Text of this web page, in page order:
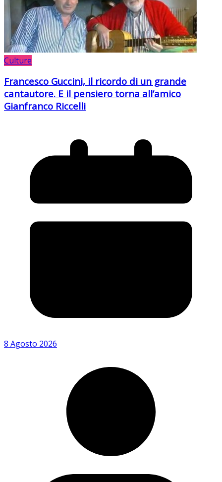
Culture
Francesco Guccini, il ricordo di un grande
cantautore. E il pensiero torna all’amico
Gianfranco Riccelli
8 Agosto 2026